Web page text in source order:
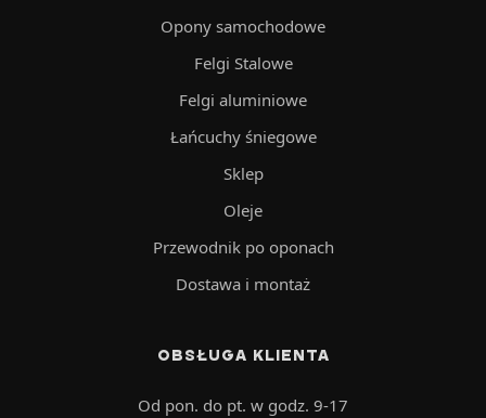
Opony samochodowe
Felgi Stalowe
Felgi aluminiowe
Łańcuchy śniegowe
Sklep
Oleje
Przewodnik po oponach
Dostawa i montaż
OBSŁUGA KLIENTA
Od pon. do pt. w godz. 9-17